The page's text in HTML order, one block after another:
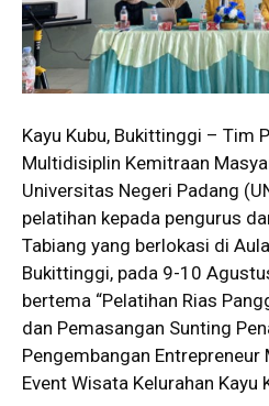
Kayu Kubu, Bukittinggi – Tim
Multidisiplin Kemitraan
Universitas Negeri Padang
pelatihan kepada pengurus
Tabiang yang berlokasi di
Bukittinggi, pada 9-10
bertema “Pelatihan Rias
dan Pemasangan Sunting
Pengembangan Entrepreneur
Event Wisata Kelurahan Kayu